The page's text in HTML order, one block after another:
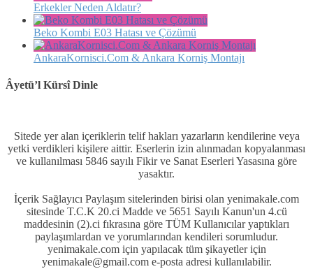
Erkekler Neden Aldatır?
Beko Kombi E03 Hatası ve Çözümü
AnkaraKornisci.Com & Ankara Korniş Montajı
Âyetü’l Kürsî Dinle
Sitede yer alan içeriklerin telif hakları yazarların kendilerine veya
yetki verdikleri kişilere aittir. Eserlerin izin alınmadan kopyalanması
ve kullanılması 5846 sayılı Fikir ve Sanat Eserleri Yasasına göre
yasaktır.
İçerik Sağlayıcı Paylaşım sitelerinden birisi olan yenimakale.com
sitesinde T.C.K 20.ci Madde ve 5651 Sayılı Kanun'un 4.cü
maddesinin (2).ci fıkrasına göre TÜM Kullanıcılar yaptıkları
paylaşımlardan ve yorumlarından kendileri sorumludur.
yenimakale.com için yapılacak tüm şikayetler için
yenimakale@gmail.com e-posta adresi kullanılabilir.